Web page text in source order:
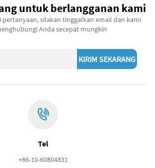
untuk berlangganan kami
silakan tinggalkan email dan kami
Anda secepat mungkin
KIRIM SEKARANG
Tel
+86-10-60804831